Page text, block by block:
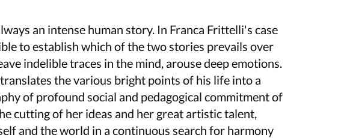
an intense human story. In Franca Frittelli's case
to establish which of the two stories prevails over
indelible traces in the mind, arouse deep emotions.
the various bright points of his life into a
of profound social and pedagogical commitment of
cutting of her ideas and her great artistic talent,
and the world in a continuous search for harmony